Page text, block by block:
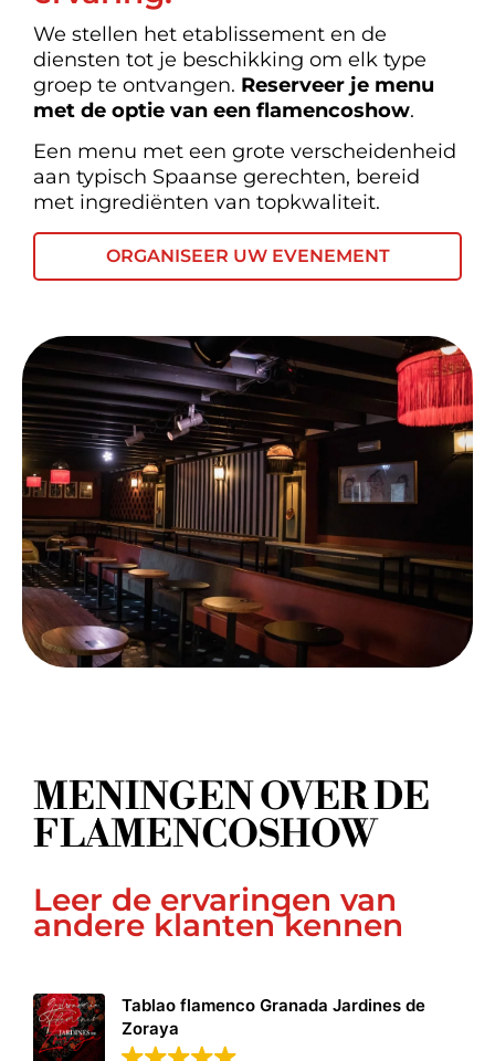
We stellen het etablissement en de
diensten tot je beschikking om elk type
groep te ontvangen. Reserveer je menu
met de optie van een flamencoshow.
Een menu met een grote verscheidenheid
aan typisch Spaanse gerechten, bereid
met ingrediënten van topkwaliteit.
ORGANISEER UW EVENEMENT
MENINGEN OVER DE
FLAMENCOSHOW
Leer de ervaringen van
andere klanten kennen
Tablao flamenco Granada Jardines de
Zoraya